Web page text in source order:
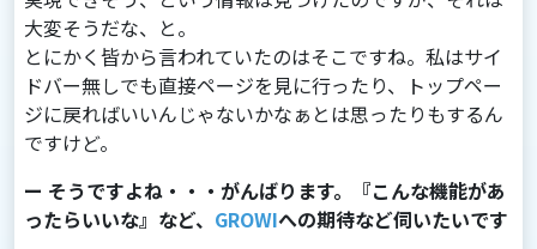
⼤変そうだな、と。
とにかく皆から⾔われていたのはそこですね。私はサイ
ドバー無しでも直接ページを⾒に⾏ったり、トップペー
ジに戻ればいいんじゃないかなぁとは思ったりもするん
ですけど。
ー そうですよね・・・がんばります。『こんな機能があ
ったらいいな』など、 GROWIへの期待など伺いたいです